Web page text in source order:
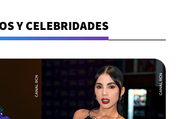
Y CELEBRIDADES